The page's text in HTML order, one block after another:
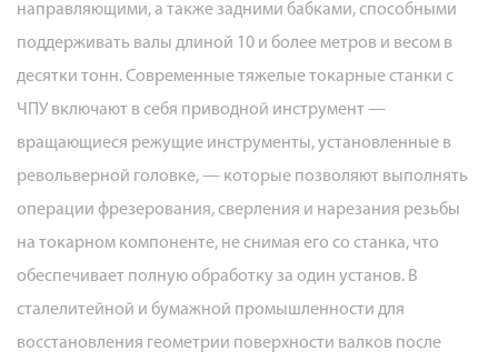
направляющими, а также задними бабками, способными
поддерживать валы длиной 10 и более метров и весом в
десятки тонн. Современные тяжелые токарные станки с
ЧПУ включают в себя приводной инструмент —
вращающиеся режущие инструменты, установленные в
револьверной головке, — которые позволяют выполнять
операции фрезерования, сверления и нарезания резьбы
на токарном компоненте, не снимая его со станка, что
обеспечивает полную обработку за один установ. В
сталелитейной и бумажной промышленности для
восстановления геометрии поверхности валков после